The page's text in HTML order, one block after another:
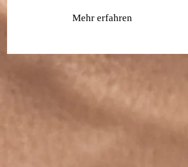
Mehr erfahren